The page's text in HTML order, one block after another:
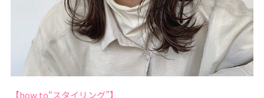
【how to“スタイリング”】